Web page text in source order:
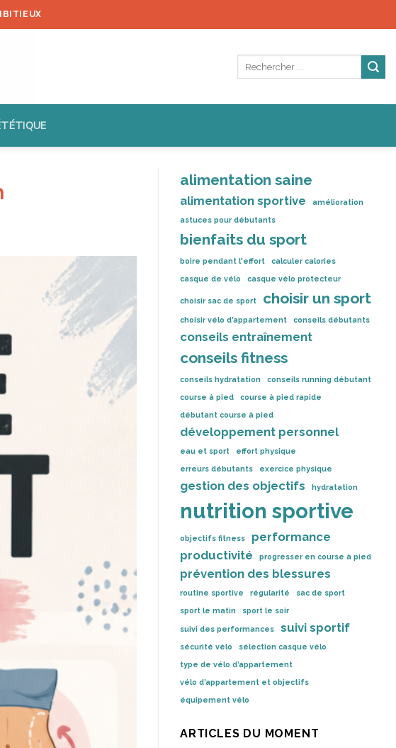
alimentation saine
alimentation sportive amélioration
astuces pour débutants
bienfaits du sport
boire pendant l'effort calculer calories
casque de vélo casque vélo protecteur
choisir sac de sport choisir un sport
choisir vélo d’appartement conseils débutants
conseils entraînement
conseils fitness
conseils hydratation conseils running débutant
course à pied course à pied rapide
débutant course à pied
développement personnel
eau et sport effort physique
erreurs débutants exercice physique
gestion des objectifs hydratation
nutrition sportive
objectifs fitness
performance
productivité
progresser en course à pied
prévention des blessures
routine sportive régularité sac de sport
sport le matin sport le soir
suivi des performances suivi sportif
sécurité vélo sélection casque vélo
type de vélo d’appartement
vélo d’appartement et objectifs
équipement vélo
ARTICLES DU MOMENT